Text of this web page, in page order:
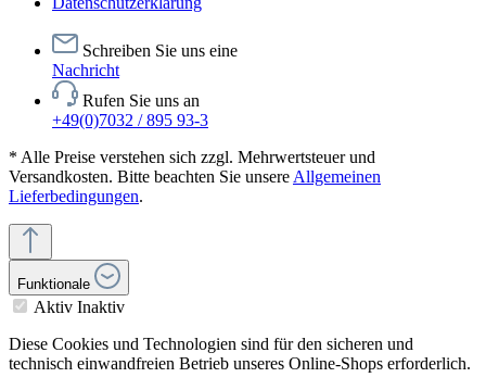
Schreiben Sie uns eine
Nachricht
Rufen Sie uns an
+49(0)7032 / 895 93-3
* Alle Preise verstehen sich zzgl. Mehrwertsteuer und
Versandkosten. Bitte beachten Sie unsere Allgemeinen
Lieferbedingungen.
Funktionale
Aktiv Inaktiv
Diese Cookies und Technologien sind für den sicheren und
technisch einwandfreien Betrieb unseres Online-Shops erforderlich.